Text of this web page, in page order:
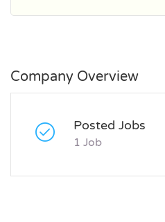
Company Overview
Posted Jobs
1 Job